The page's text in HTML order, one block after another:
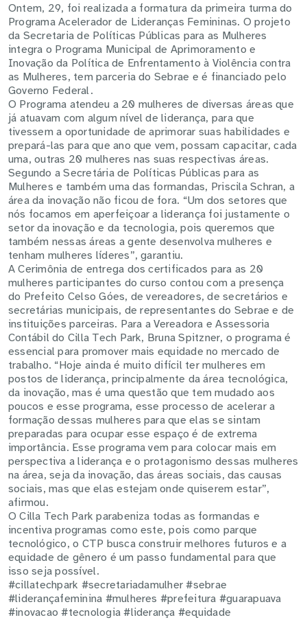
Ontem, 29, foi realizada a formatura da primeira turma do
Programa Acelerador de Lideranças Femininas. O projeto
da Secretaria de Políticas Públicas para as Mulheres
integra o Programa Municipal de Aprimoramento e
Inovação da Política de Enfrentamento à Violência contra
as Mulheres, tem parceria do Sebrae e é financiado pelo
Governo Federal.
O Programa atendeu a 20 mulheres de diversas áreas que
já atuavam com algum nível de liderança, para que
tivessem a oportunidade de aprimorar suas habilidades e
prepará-las para que ano que vem, possam capacitar, cada
uma, outras 20 mulheres nas suas respectivas áreas.
Segundo a Secretária de Políticas Públicas para as
Mulheres e também uma das formandas, Priscila Schran, a
área da inovação não ficou de fora. “Um dos setores que
nós focamos em aperfeiçoar a liderança foi justamente o
setor da inovação e da tecnologia, pois queremos que
também nessas áreas a gente desenvolva mulheres e
tenham mulheres líderes”, garantiu.
A Cerimônia de entrega dos certificados para as 20
mulheres participantes do curso contou com a presença
do Prefeito Celso Góes, de vereadores, de secretários e
secretárias municipais, de representantes do Sebrae e de
instituições parceiras. Para a Vereadora e Assessoria
Contábil do Cilla Tech Park, Bruna Spitzner, o programa é
essencial para promover mais equidade no mercado de
trabalho. “Hoje ainda é muito difícil ter mulheres em
postos de liderança, principalmente da área tecnológica,
da inovação, mas é uma questão que tem mudado aos
poucos e esse programa, esse processo de acelerar a
formação dessas mulheres para que elas se sintam
preparadas para ocupar esse espaço é de extrema
importância. Esse programa vem para colocar mais em
perspectiva a liderança e o protagonismo dessas mulheres
na área, seja da inovação, das áreas sociais, das causas
sociais, mas que elas estejam onde quiserem estar”,
afirmou.
O Cilla Tech Park parabeniza todas as formandas e
incentiva programas como este, pois como parque
tecnológico, o CTP busca construir melhores futuros e a
equidade de gênero é um passo fundamental para que
isso seja possível.
#cillatechpark #secretariadamulher #sebrae
#liderançafeminina #mulheres #prefeitura #guarapuava
#inovacao #tecnologia #liderança #equidade